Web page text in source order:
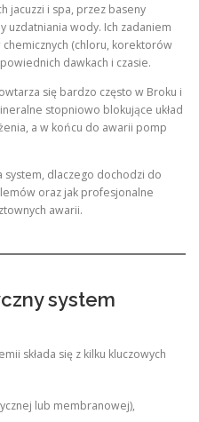
jacuzzi i spa, przez baseny
uzdatniania wody. Ich zadaniem
(chloru, korektorów
dawkach i czasie.
się bardzo często w Broku i
stopniowo blokujące układ
a w końcu do awarii pomp
system, dlaczego dochodzi do
oraz jak profesjonalne
awarii.
system
składa się z kilku kluczowych
lub membranowej),